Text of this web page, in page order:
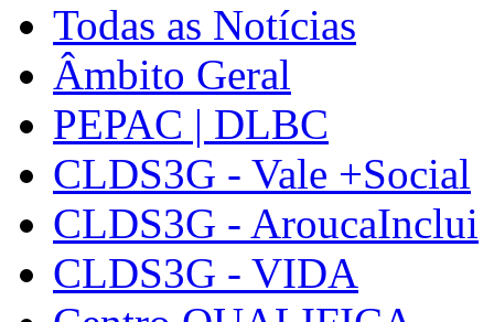
Todas as Notícias
Âmbito Geral
PEPAC | DLBC
CLDS3G - Vale +Social
CLDS3G - AroucaInclui
CLDS3G - VIDA